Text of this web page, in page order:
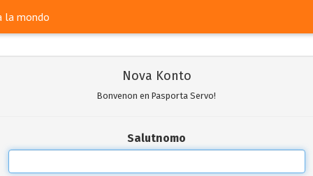
la mondo
Nova Konto
Bonvenon en Pasporta Servo!
Salutnomo